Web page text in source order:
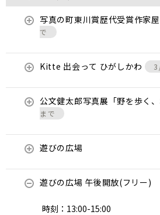
写真の町東川賞歴代受賞作家
で
Kitte 出会って ひがしかわ
公文健太郎写真展「野を歩く
まで
遊びの広場
遊びの広場 午後開放(フリー)
時刻：13:00-15:00